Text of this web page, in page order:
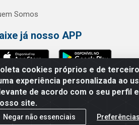
cookies próprios e de
experiência personalizada ao
de acordo com o seu perfil
site.
Negar não essenciais
Somos
já nosso APP
MR Distribuidora - Rua